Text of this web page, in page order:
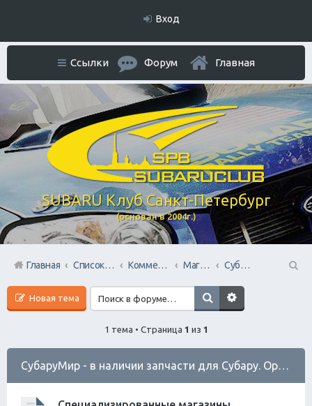
Вход
SUBARU Клуб Санкт-Петербург
(основан в 2004г.)
Ссылки Форум Главная
Главная Список форумов Коммерческий Отдел. Официальное расположение платной РЕКЛАМЫ. Магазины запчастей
СубаруМир - в наличии запчасти для Субару. Оригинал / Неоригинал (на Юге Города)
Новая тема
1 тема • Страница 1 из 1
СубаруМир - в наличии запчасти для Субару. Оригинал / Неоригинал (на Юге Города)